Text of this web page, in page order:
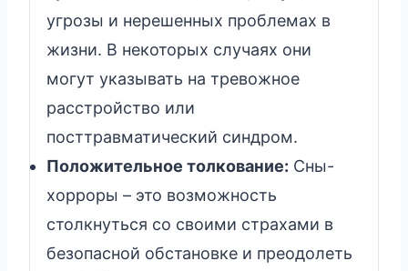
угрозы и нерешенных проблемах в
жизни. В некоторых случаях они
могут указывать на тревожное
расстройство или
посттравматический синдром.
Положительное толкование: Сны-
хорроры – это возможность
столкнуться со своими страхами в
безопасной обстановке и преодолеть